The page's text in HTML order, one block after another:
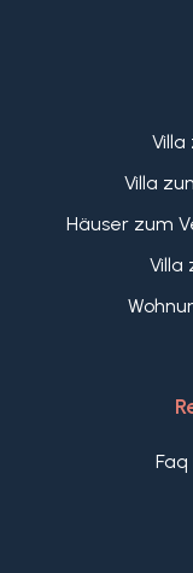
Villa
Villa
Häuser zum
Villa